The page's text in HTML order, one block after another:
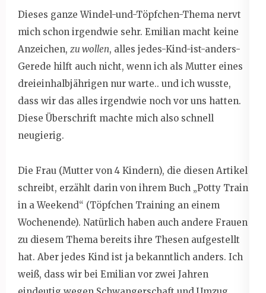
Dieses ganze Windel-und-Töpfchen-Thema nervt
mich schon irgendwie sehr. Emilian macht keine
Anzeichen, zu wollen, alles jedes-Kind-ist-anders-
Gerede hilft auch nicht, wenn ich als Mutter eines
dreieinhalbjährigen nur warte.. und ich wusste,
dass wir das alles irgendwie noch vor uns hatten.
Diese Überschrift machte mich also schnell
neugierig.
Die Frau (Mutter von 4 Kindern), die diesen Artikel
schreibt, erzählt darin von ihrem Buch „Potty Train
in a Weekend“ (Töpfchen Training an einem
Wochenende). Natürlich haben auch andere Frauen
zu diesem Thema bereits ihre Thesen aufgestellt
hat. Aber jedes Kind ist ja bekanntlich anders. Ich
weiß, dass wir bei Emilian vor zwei Jahren